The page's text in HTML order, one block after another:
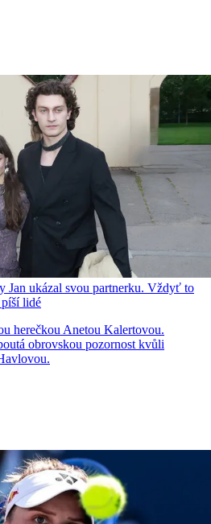
Jan ukázal svou partnerku. Vždyť to
lidé
herečkou Anetou Kalertovou.
obrovskou pozornost kvůli